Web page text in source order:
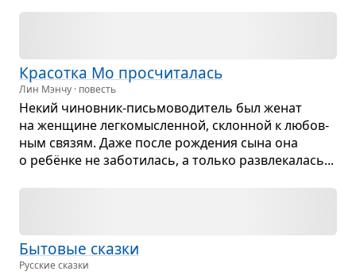
Кра­сотка Мо про­счи­та­лась
Лин Мэнчу · повесть
Некий чинов­ник-пись­мо­во­ди­тель был женат
на жен­щине лег­ко­мыс­лен­ной, склон­ной к любов­
ным свя­зям. Даже после рожде­ния сына она
о ребёнке не забо­ти­лась, а только раз­вле­ка­лась...
Быто­вые сказки
Русские сказки